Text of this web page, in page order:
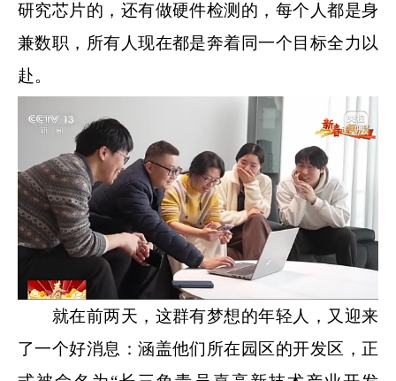
研究芯片的，还有做硬件检测的，每个人都是身
兼数职，所有人现在都是奔着同一个目标全力以
赴。
就在前两天，这群有梦想的年轻人，又迎来
了一个好消息：涵盖他们所在园区的开发区，正